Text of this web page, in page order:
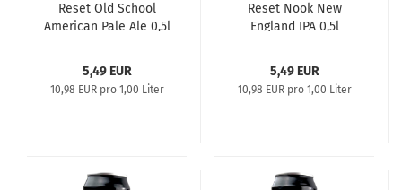
Reset Old School
American Pale Ale 0,5l
5,49 EUR
10,98 EUR pro 1,00 Liter
Reset Nook New
England IPA 0,5l
5,49 EUR
10,98 EUR pro 1,00 Liter